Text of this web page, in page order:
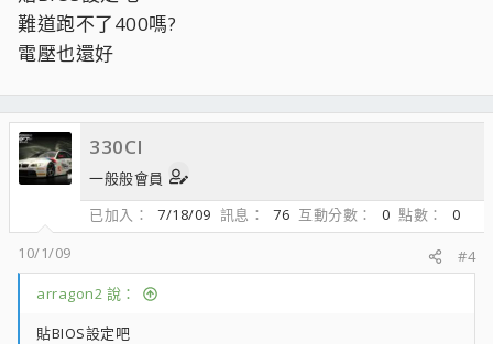
難道跑不了400嗎?
電壓也還好
330CI
一般般會員
已加入
7/18/09 訊息 76 互動分數 0 點數
0
10/1/09
#4
arragon2 說：
貼BIOS設定吧